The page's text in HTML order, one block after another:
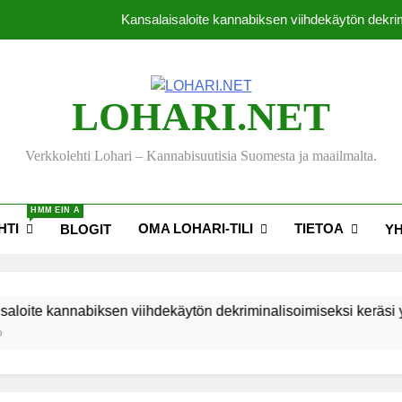
Kansalaisaloite kannabiksen viihdekäytön
LOHARI.NET
Verkkolehti Lohari – Kannabisuutisia Suomesta ja maailmalta.
HMM EIN A
BLOGIT OMA LOHARI-TILI TIETOA
kannabiksen viihdekäytön dekriminalisoimiseksi keräsi yli